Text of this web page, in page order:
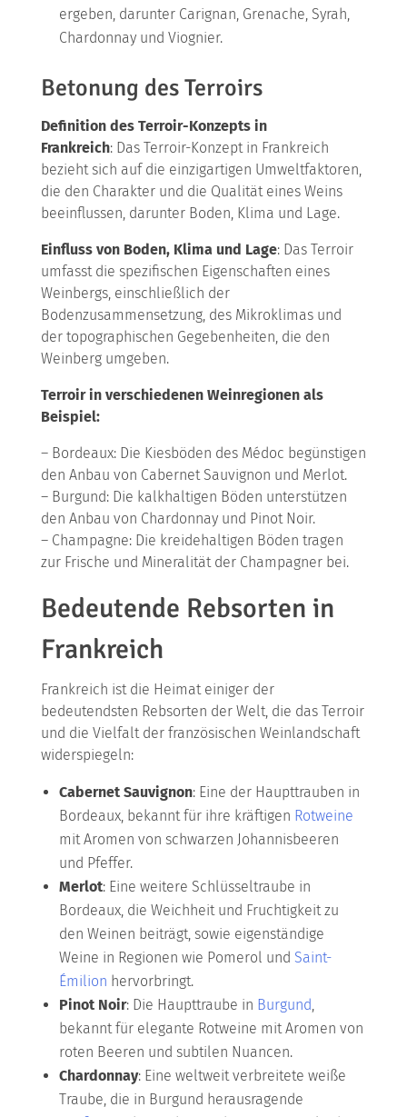
ergeben, darunter Carignan, Grenache, Syrah,
Chardonnay und Viognier.
Betonung des Terroirs
Definition des Terroir-Konzepts in
Frankreich: Das Terroir-Konzept in Frankreich
bezieht sich auf die einzigartigen Umweltfaktoren,
die den Charakter und die Qualität eines Weins
beeinflussen, darunter Boden, Klima und Lage.
Einfluss von Boden, Klima und Lage: Das Terroir
umfasst die spezifischen Eigenschaften eines
Weinbergs, einschließlich der
Bodenzusammensetzung, des Mikroklimas und
der topographischen Gegebenheiten, die den
Weinberg umgeben.
Terroir in verschiedenen Weinregionen als
Beispiel:
– Bordeaux: Die Kiesböden des Médoc begünstigen
den Anbau von Cabernet Sauvignon und Merlot.
– Burgund: Die kalkhaltigen Böden unterstützen
den Anbau von Chardonnay und Pinot Noir.
– Champagne: Die kreidehaltigen Böden tragen
zur Frische und Mineralität der Champagner bei.
Bedeutende Rebsorten in
Frankreich
Frankreich ist die Heimat einiger der
bedeutendsten Rebsorten der Welt, die das Terroir
und die Vielfalt der französischen Weinlandschaft
widerspiegeln:
Cabernet Sauvignon: Eine der Haupttrauben in
Bordeaux, bekannt für ihre kräftigen Rotweine
mit Aromen von schwarzen Johannisbeeren
und Pfeffer.
Merlot: Eine weitere Schlüsseltraube in
Bordeaux, die Weichheit und Fruchtigkeit zu
den Weinen beiträgt, sowie eigenständige
Weine in Regionen wie Pomerol und Saint-
Émilion hervorbringt.
Pinot Noir: Die Haupttraube in Burgund,
bekannt für elegante Rotweine mit Aromen von
roten Beeren und subtilen Nuancen.
Chardonnay: Eine weltweit verbreitete weiße
Traube, die in Burgund herausragende